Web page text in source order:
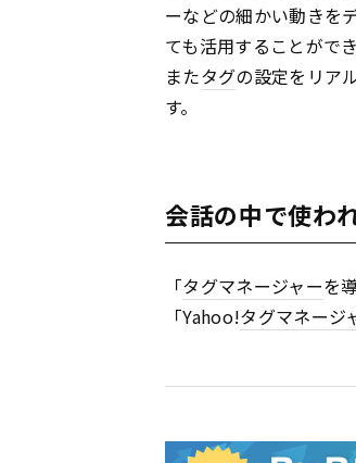
ーなどの細かい動きを
ても活用することができ
またタグの設定をリア
す。
会話の中で使わ
「タグマネージャーを
「Yahoo!タグマネージ